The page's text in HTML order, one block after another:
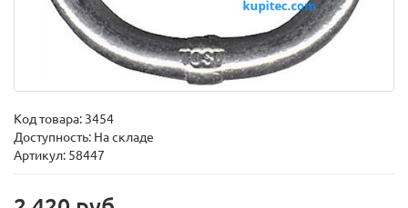
Код товара: 3454
Доступность: На складе
Артикул: 58447